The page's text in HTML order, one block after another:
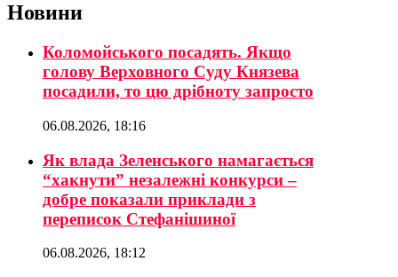
Новини
Коломойського посадять. Якщо
голову Верховного Суду Князева
посадили, то цю дрібноту запросто
06.08.2026, 18:16
Як влада Зеленського намагається
“хакнути” незалежні конкурси –
добре показали приклади з
переписок Стефанішиної
06.08.2026, 18:12